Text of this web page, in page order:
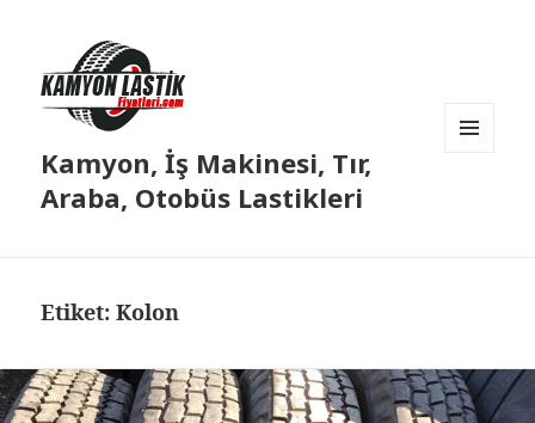
Kamyon, İş Makinesi, Tır,
Araba, Otobüs Lastikleri
Etiket:Kolon